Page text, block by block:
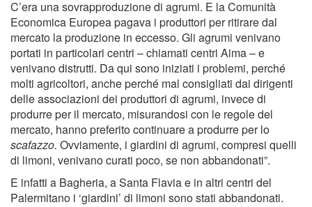
C’era una sovrapproduzione di agrumi. E la Comunità
Economica Europea pagava i produttori per ritirare dal
mercato la produzione in eccesso. Gli agrumi venivano
portati in particolari centri – chiamati centri Aima – e
venivano distrutti. Da qui sono iniziati i problemi, perché
molti agricoltori, anche perché mal consigliati dai dirigenti
delle associazioni dei produttori di agrumi, invece di
produrre per il mercato, misurandosi con le regole del
mercato, hanno preferito continuare a produrre per lo
scafazzo. Ovviamente, i giardini di agrumi, compresi quelli
di limoni, venivano curati poco, se non abbandonati”.
E infatti a Bagheria, a Santa Flavia e in altri centri del
Palermitano i ‘giardini’ di limoni sono stati abbandonati.